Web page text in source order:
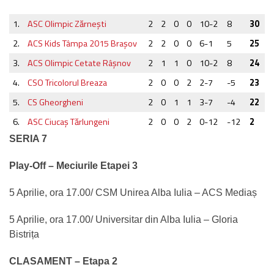
1. ASC Olimpic Zărneşti 2 2 0 0 10-2 8
30
2.
ACS Kids Tâmpa 2015 Braşov 2 2 0 0 6-1 5
25
3.
ACS Olimpic Cetate Râşnov 2 1 1 0 10-2 8
24
4.
CSO Tricolorul Breaza 2 0 0 2 2-7 -5
23
5.
CS Gheorgheni 2 0 1 1 3-7 -4
22
6.
ASC Ciucaş Tărlungeni 2 0 0 2 0-12 -12 2
SERIA 7
Play-Off – Meciurile Etapei 3
5 Aprilie, ora 17.00/ CSM Unirea Alba Iulia – ACS Mediaș
5 Aprilie, ora 17.00/ Universitar din Alba Iulia – Gloria
Bistrița
CLASAMENT – Etapa 2